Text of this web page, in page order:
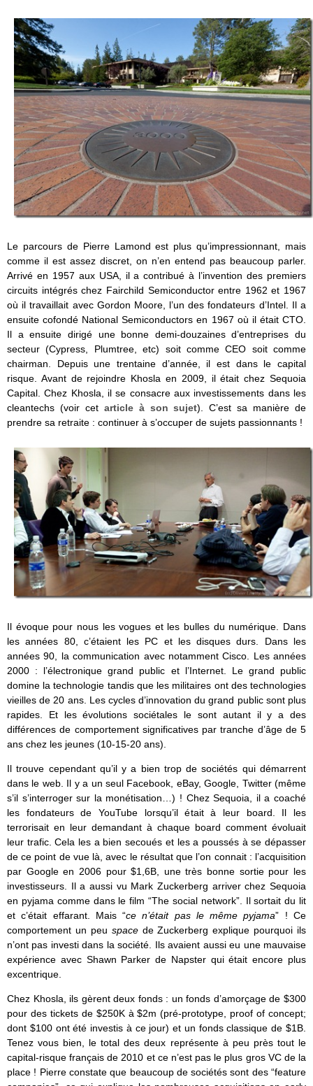
Le parcours de Pierre Lamond est plus qu’impressionnant, mais
comme il est assez discret, on n’en entend pas beaucoup parler.
Arrivé en 1957 aux USA, il a contribué à l’invention des premiers
circuits intégrés chez Fairchild Semiconductor entre 1962 et 1967
où il travaillait avec Gordon Moore, l’un des fondateurs d’Intel. Il a
ensuite cofondé National Semiconductors en 1967 où il était CTO.
Il a ensuite dirigé une bonne demi-douzaines d’entreprises du
secteur (Cypress, Plumtree, etc) soit comme CEO soit comme
chairman. Depuis une trentaine d’année, il est dans le capital
risque. Avant de rejoindre Khosla en 2009, il était chez Sequoia
Capital. Chez Khosla, il se consacre aux investissements dans les
cleantechs (voir cet article à son sujet). C’est sa manière de
prendre sa retraite : continuer à s’occuper de sujets passionnants !
Il évoque pour nous les vogues et les bulles du numérique. Dans
les années 80, c’étaient les PC et les disques durs. Dans les
années 90, la communication avec notamment Cisco. Les années
2000 : l’électronique grand public et l’Internet. Le grand public
domine la technologie tandis que les militaires ont des technologies
vieilles de 20 ans. Les cycles d’innovation du grand public sont plus
rapides. Et les évolutions sociétales le sont autant il y a des
différences de comportement significatives par tranche d’âge de 5
ans chez les jeunes (10-15-20 ans).
Il trouve cependant qu’il y a bien trop de sociétés qui démarrent
dans le web. Il y a un seul Facebook, eBay, Google, Twitter (même
s’il s’interroger sur la monétisation…) ! Chez Sequoia, il a coaché
les fondateurs de YouTube lorsqu’il était à leur board. Il les
terrorisait en leur demandant à chaque board comment évoluait
leur trafic. Cela les a bien secoués et les a poussés à se dépasser
de ce point de vue là, avec le résultat que l’on connait : l’acquisition
par Google en 2006 pour $1,6B, une très bonne sortie pour les
investisseurs. Il a aussi vu Mark Zuckerberg arriver chez Sequoia
en pyjama comme dans le film “The social network”. Il sortait du lit
et c’était effarant. Mais “ce n’était pas le même pyjama” ! Ce
comportement un peu space de Zuckerberg explique pourquoi ils
n’ont pas investi dans la société. Ils avaient aussi eu une mauvaise
expérience avec Shawn Parker de Napster qui était encore plus
excentrique.
Chez Khosla, ils gèrent deux fonds : un fonds d’amorçage de $300
pour des tickets de $250K à $2m (pré-prototype, proof of concept;
dont $100 ont été investis à ce jour) et un fonds classique de $1B.
Tenez vous bien, le total des deux représente à peu près tout le
capital-risque français de 2010 et ce n’est pas le plus gros VC de la
place ! Pierre constate que beaucoup de sociétés sont des “feature